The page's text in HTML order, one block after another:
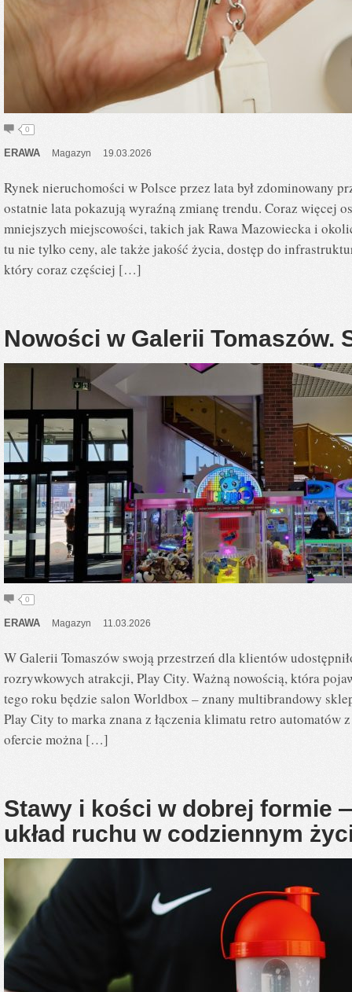
0
ERAWA Magazyn 19.03.2026
Rynek nieruchomości w Polsce przez lata był zdominowany
ostatnie lata pokazują wyraźną zmianę trendu. Coraz więcej
mniejszych miejscowości, takich jak Rawa Mazowiecka i
tu nie tylko ceny, ale także jakość życia, dostęp do
który coraz częściej […]
Nowości w Galerii Tomaszów.
0
ERAWA Magazyn 11.03.2026
W Galerii Tomaszów swoją przestrzeń dla klientów
rozrywkowych atrakcji, Play City. Ważną nowością, która
tego roku będzie salon Worldbox – znany multibrandowy
Play City to marka znana z łączenia klimatu retro
ofercie można […]
Stawy i kości w dobrej formie
układ ruchu w codziennym